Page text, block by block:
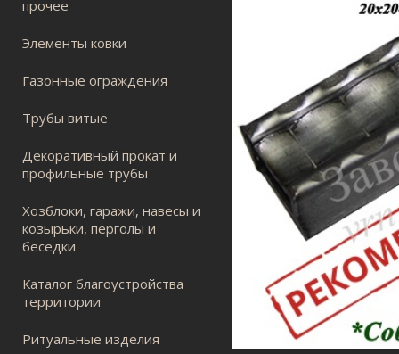
прочее
Элементы ковки
Газонные ограждения
Трубы витые
Декоративный прокат и
профильные трубы
Хозблоки, гаражи, навесы и
козырьки, перголы и
беседки
Каталог благоустройства
территории
Ритуальные изделия